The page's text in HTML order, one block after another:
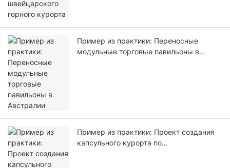
Пример из практики: Переносные
модульные торговые павильоны в
Пример из практики: Проект создания
капсульного курорта по